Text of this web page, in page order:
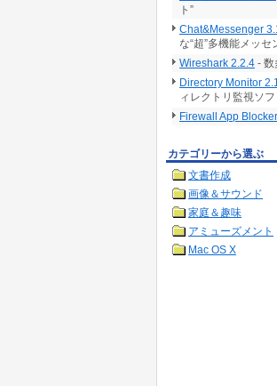
ト”
Chat&Messenger
な“超”多機能メッセ
Wireshark 2.2.4 - 数
Directory Monitor
ィレクトリ監視ソフ
Firewall App
カテゴリーから選ぶ
文書作成
画像＆サウンド
家庭＆趣味
アミューズメント
Mac OS X